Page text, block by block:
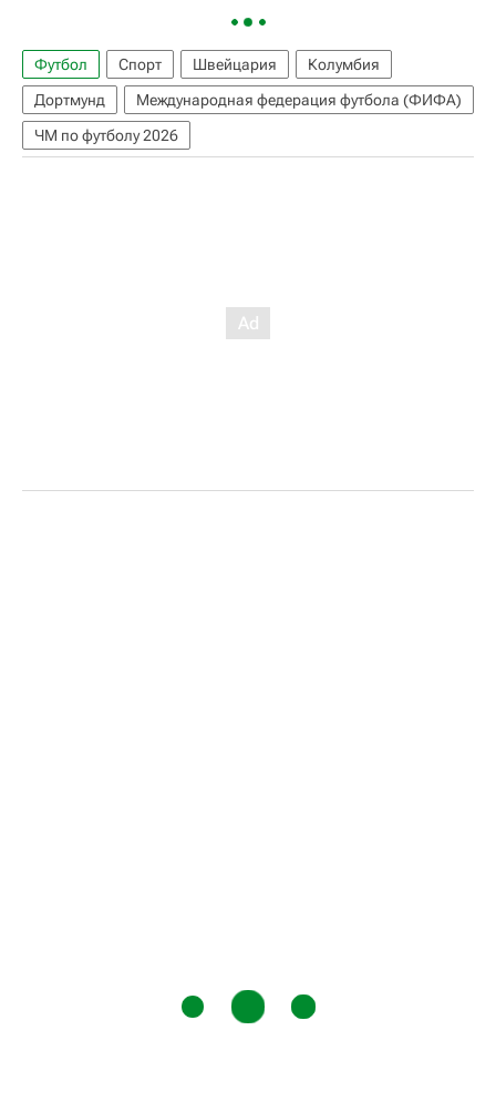
Футбол Спорт Швейцария
Колумбия
Дортмунд
Международная федерация футбола (ФИФА)
ЧМ по футболу 2026